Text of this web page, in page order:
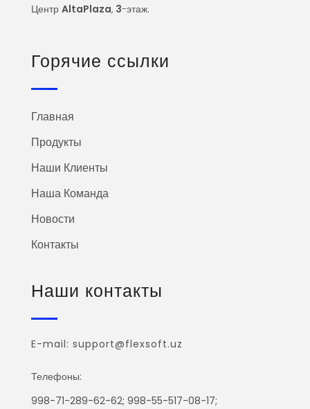
Центр AltaPlaza, 3-этаж.
Горячие ссылки
Главная
Продукты
Наши Клиенты
Наша Команда
Новости
Контакты
Наши контакты
E-mail: support@flexsoft.uz
Телефоны:
998-71-289-62-62; 998-55-517-08-17;